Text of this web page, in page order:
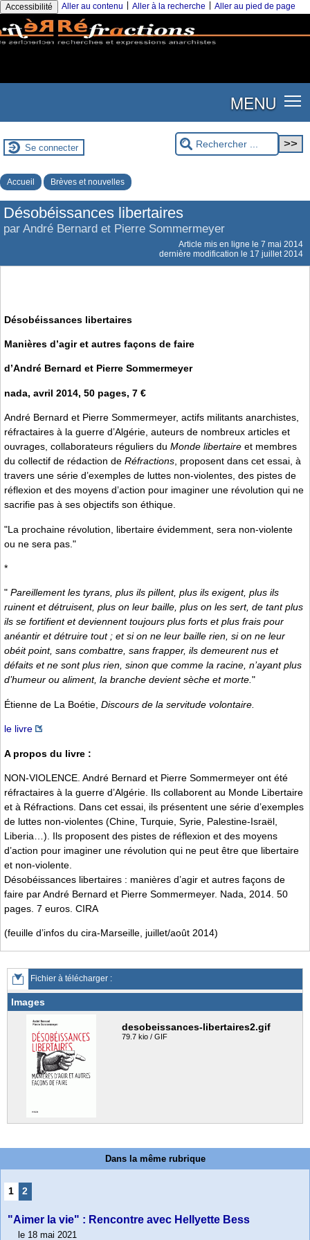
Accessibilité Aller au contenu Aller à la recherche Aller au pied de page
MENU
Se connecter
Accueil Brèves et nouvelles
Désobéissances libertaires
par André Bernard et Pierre Sommermeyer
Article mis en ligne le 7 mai 2014
dernière modification le 17 juillet 2014
Désobéissances libertaires
Manières d’agir et autres façons de faire
d’André Bernard et Pierre Sommermeyer
nada, avril 2014, 50 pages, 7 €
André Bernard et Pierre Sommermeyer, actifs militants anarchistes,
réfractaires à la guerre d’Algérie, auteurs de nombreux articles et
ouvrages, collaborateurs réguliers du Monde libertaire et membres
du collectif de rédaction de Réfractions, proposent dans cet essai, à
travers une série d’exemples de luttes non-violentes, des pistes de
réflexion et des moyens d’action pour imaginer une révolution qui ne
sacrifie pas à ses objectifs son éthique.
"La prochaine révolution, libertaire évidemment, sera non-violente
ou ne sera pas."
*
" Pareillement les tyrans, plus ils pillent, plus ils exigent, plus ils
ruinent et détruisent, plus on leur baille, plus on les sert, de tant plus
ils se fortifient et deviennent toujours plus forts et plus frais pour
anéantir et détruire tout ; et si on ne leur baille rien, si on ne leur
obéit point, sans combattre, sans frapper, ils demeurent nus et
défaits et ne sont plus rien, sinon que comme la racine, n’ayant plus
d’humeur ou aliment, la branche devient sèche et morte."
Étienne de La Boétie, Discours de la servitude volontaire.
le livre
A propos du livre :
NON-VIOLENCE. André Bernard et Pierre Sommermeyer ont été
réfractaires à la guerre d’Algérie. Ils collaborent au Monde Libertaire
et à Réfractions. Dans cet essai, ils présentent une série d’exemples
de luttes non-violentes (Chine, Turquie, Syrie, Palestine-Israël,
Liberia…). Ils proposent des pistes de réflexion et des moyens
d’action pour imaginer une révolution qui ne peut être que libertaire
et non-violente.
Désobéissances libertaires : manières d’agir et autres façons de
faire par André Bernard et Pierre Sommermeyer. Nada, 2014. 50
pages. 7 euros. CIRA
(feuille d’infos du cira-Marseille, juillet/août 2014)
Fichier à télécharger :
Images
desobeissances-libertaires2.gif
79.7 kio / GIF
Dans la même rubrique
1 2
"Aimer la vie" : Rencontre avec Hellyette Bess
le 18 mai 2021